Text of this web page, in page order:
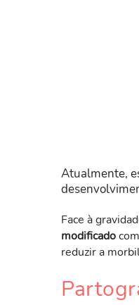
Atualmente,
Face à
modificado
reduzir a